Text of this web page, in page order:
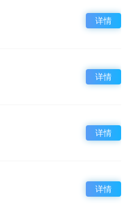
详情
详情
详情
详情